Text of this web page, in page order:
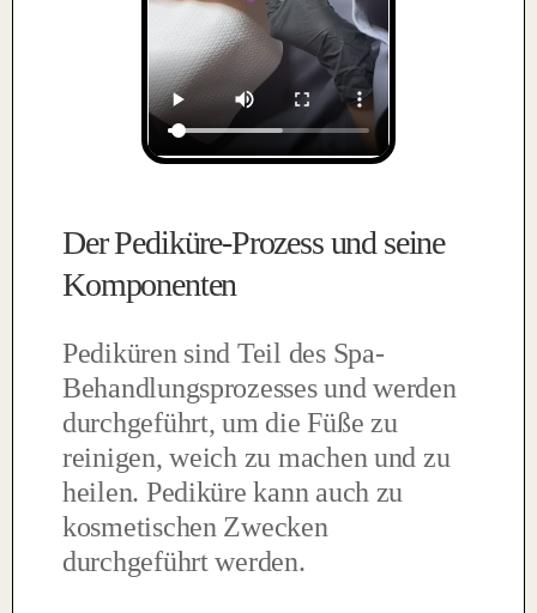
Der Pediküre-Prozess und seine
Komponenten
Pediküren sind Teil des Spa-
Behandlungsprozesses und werden
durchgeführt, um die Füße zu
reinigen, weich zu machen und zu
heilen. Pediküre kann auch zu
kosmetischen Zwecken
durchgeführt werden.